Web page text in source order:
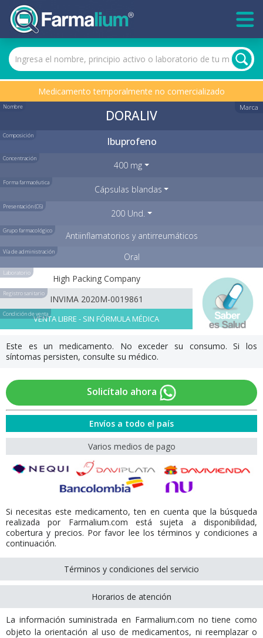
Medicamento temporalmente no comercializado
Nombre Marca
DORALIV
Composición Ibuprofeno
Concentración
400 mg
Forma farmacéutica
Cápsulas blandas
Presentación (C6)
200 Und.
Grupo farmacológico Antiinflamatorios y antirreumáticos
Vía de administración Oral
Laboratorio
High Packing Company
Registro sanitario
INVIMA 2020M-0019861
Condición de ventaVENTA LIBRE - SIN FÓRMULA MÉDICA
Este es un medicamento. No exceder su consumo. Si los
síntomas persisten, consulte su médico.
Solicítalo ahora
Envíos a todo el país
Varios medios de pago
Si necesitas este medicamento, ten en cuenta que la búsqueda
realizada por Farmalium.com está sujeta a disponibilidad,
cobertura y precios. Por favor lee los términos y condiciones a
continuación.
Términos y condiciones del servicio
Horarios de atención
La información suministrada en Farmalium.com no tiene como
objeto la orientación al uso de medicamentos, ni reemplazar o